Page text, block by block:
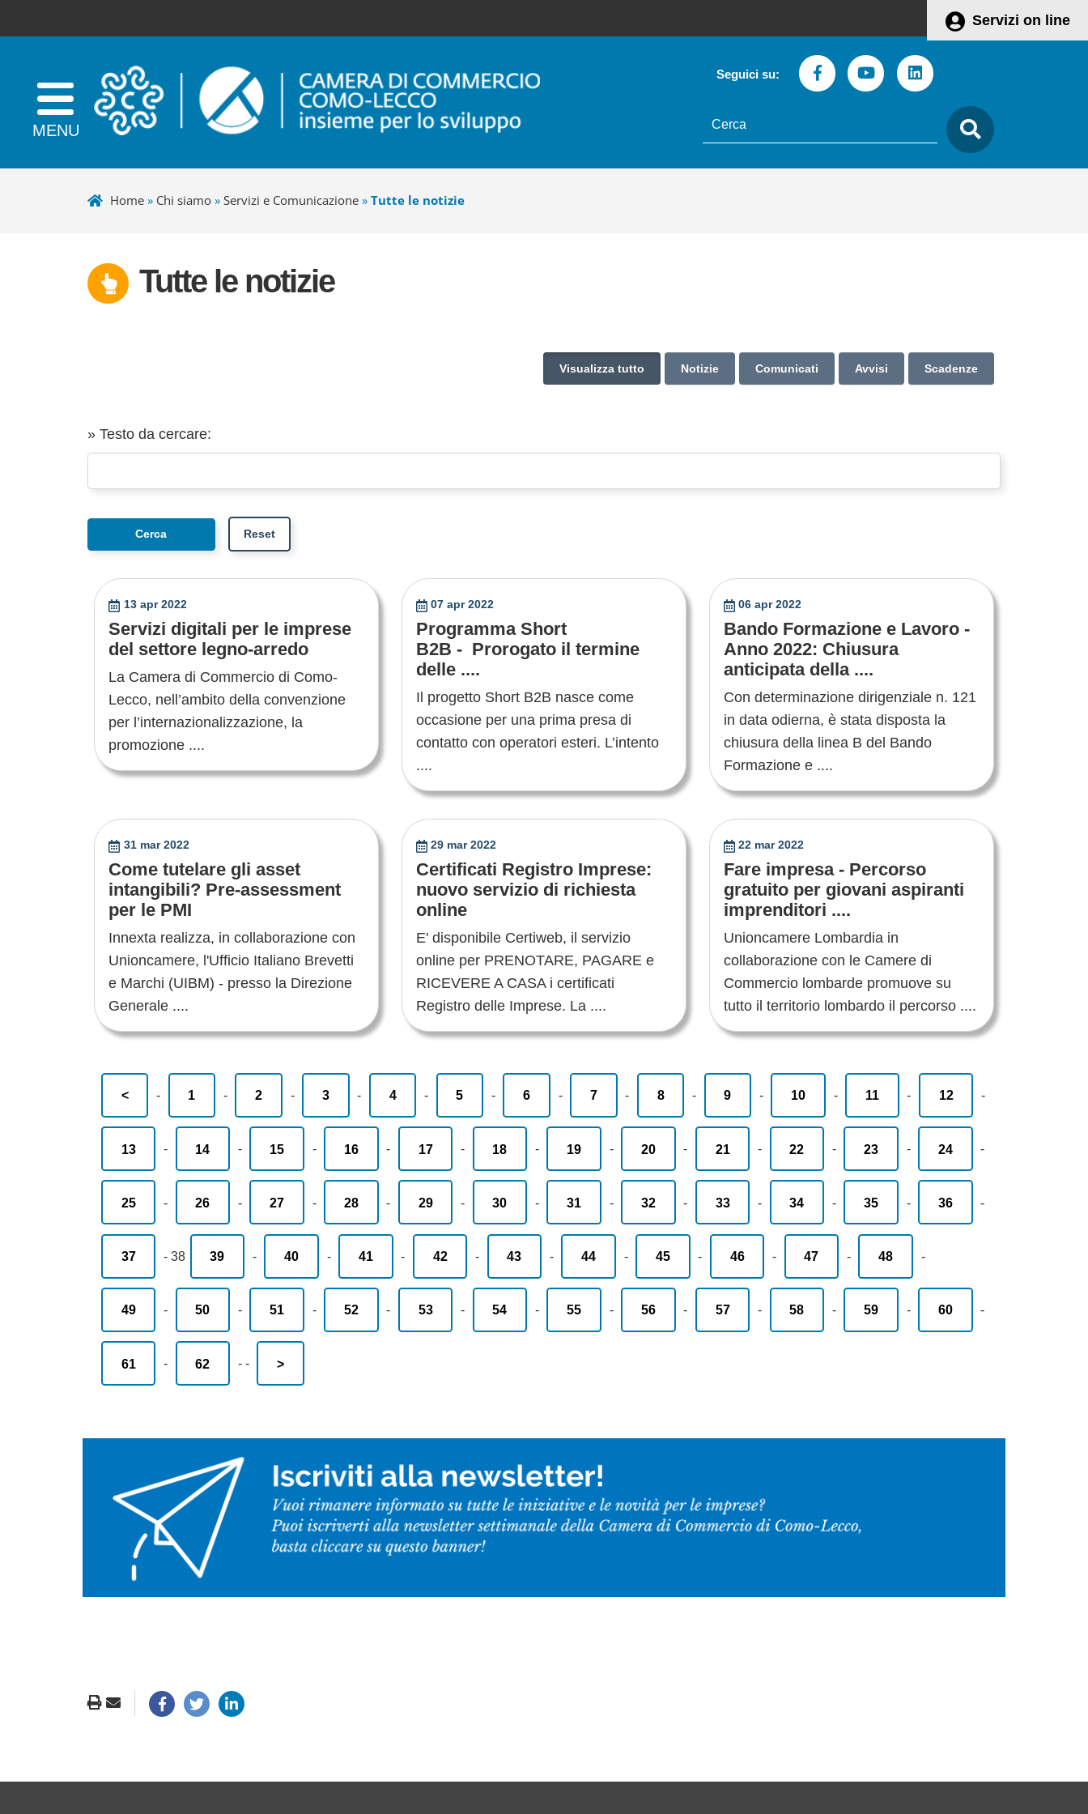
Servizi on line
Seguici su: FacebookYoutubeLinkedin
testo
da
cercare
Home» Chi siamo» Servizi e Comunicazione» Tutte le notizie
Tutte le notizie
Visualizza tutto Notizie Comunicati Avvisi Scadenze
» Testo da cercare:
13 apr 2022
Servizi digitali per le imprese
del settore legno-arredo
La Camera di Commercio di Como-
Lecco, nell’ambito della convenzione
per l’internazionalizzazione, la
promozione ....
07 apr 2022
Programma Short
B2B - Prorogato il termine
delle ....
Il progetto Short B2B nasce come
occasione per una prima presa di
contatto con operatori esteri. L’intento
....
06 apr 2022
Bando Formazione e Lavoro -
Anno 2022: Chiusura
anticipata della ....
Con determinazione dirigenziale n. 121
in data odierna, è stata disposta la
chiusura della linea B del Bando
Formazione e ....
31 mar 2022
Come tutelare gli asset
intangibili? Pre-assessment
per le PMI
Innexta realizza, in collaborazione con
Unioncamere, l'Ufficio Italiano Brevetti
e Marchi (UIBM) - presso la Direzione
Generale ....
29 mar 2022
Certificati Registro Imprese:
nuovo servizio di richiesta
online
E' disponibile Certiweb, il servizio
online per PRENOTARE, PAGARE e
RICEVERE A CASA i certificati
Registro delle Imprese. La ....
22 mar 2022
Fare impresa - Percorso
gratuito per giovani aspiranti
imprenditori ....
Unioncamere Lombardia in
collaborazione con le Camere di
Commercio lombarde promuove su
tutto il territorio lombardo il percorso ....
< - 1 - 2 - 3 - 4 - 5 - 6 - 7 - 8 - 9 - 10 - 11 - 12 -
13 - 14 - 15 - 16 - 17 - 18 - 19 - 20 - 21 - 22 - 23 - 24 -
25 - 26 - 27 - 28 - 29 - 30 - 31 - 32 - 33 - 34 - 35 - 36 -
37 - 38 39 - 40 - 41 - 42 - 43 - 44 - 45 - 46 - 47 - 48 -
49 - 50 - 51 - 52 - 53 - 54 - 55 - 56 - 57 - 58 - 59 - 60 -
61 - 62 - - >